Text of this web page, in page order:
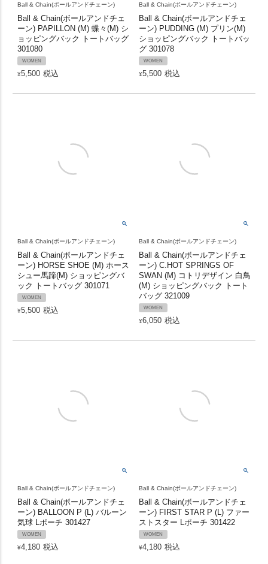
Ball & Chain(ボールアンドチェーン)
Ball & Chain(ボールアンドチェ
ーン) PAPILLON (M) 蝶々(M) シ
ョッピングバック トートバッグ
301080
WOMEN
¥5,500 税込
Ball & Chain(ボールアンドチェーン)
Ball & Chain(ボールアンドチェ
ーン) PUDDING (M) プリン(M)
ショッピングバック トートバッ
グ 301078
WOMEN
¥5,500 税込
Ball & Chain(ボールアンドチェーン)
Ball & Chain(ボールアンドチェ
ーン) HORSE SHOE (M) ホース
シュー馬蹄(M) ショッピングバ
ック トートバッグ 301071
WOMEN
¥5,500 税込
Ball & Chain(ボールアンドチェーン)
Ball & Chain(ボールアンドチェ
ーン) C.HOT SPRINGS OF
SWAN (M) コトリデザイン 白鳥
(M) ショッピングバック トート
バッグ 321009
WOMEN
¥6,050 税込
Ball & Chain(ボールアンドチェーン)
Ball & Chain(ボールアンドチェ
ーン) BALLOON P (L) バルーン
気球 Lポーチ 301427
WOMEN
¥4,180 税込
Ball & Chain(ボールアンドチェーン)
Ball & Chain(ボールアンドチェ
ーン) FIRST STAR P (L) ファー
ストスター Lポーチ 301422
WOMEN
¥4,180 税込